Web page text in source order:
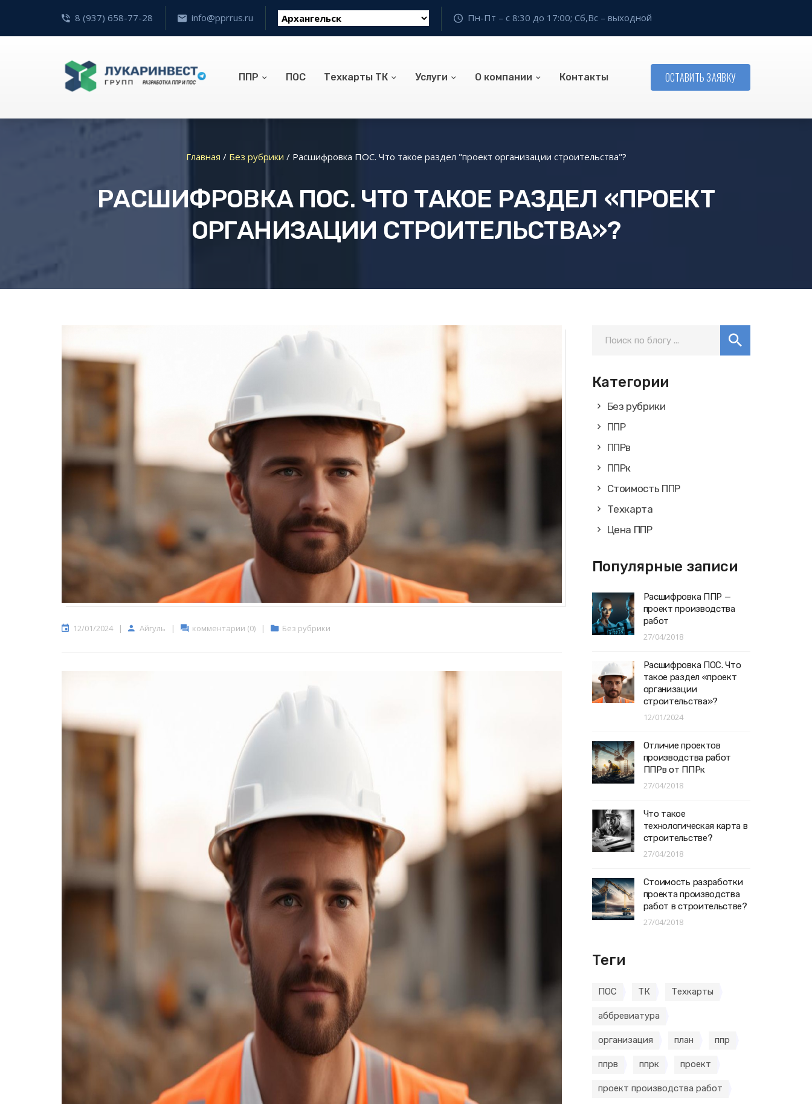
8 (937) 658-77-28 info@pprrus.ru Пн-Пт – с 8:30 до 17:00; Сб,Вс – выходной
ППР ПОС Техкарты ТК Услуги О компании Контакты ОСТАВИТЬ ЗАЯВКУ
Главная / Без рубрики / Расшифровка ПОС. Что такое раздел "проект организации строительства"?
РАСШИФРОВКА ПОС. ЧТО ТАКОЕ РАЗДЕЛ «ПРОЕКТ
ОРГАНИЗАЦИИ СТРОИТЕЛЬСТВА»?
12/01/2024 | Айгуль | комментарии (0) | Без рубрики
Категории
Без рубрики
ППР
ППРв
ППРк
Стоимость ППР
Техкарта
Цена ППР
Популярные записи
Расшифровка ППР —
проект производства
работ
27/04/2018
Расшифровка ПОС. Что
такое раздел «проект
организации
строительства»?
12/01/2024
Отличие проектов
производства работ
ППРв от ППРк
27/04/2018
Что такое
технологическая карта в
строительстве?
27/04/2018
Стоимость разработки
проекта производства
работ в строительстве?
27/04/2018
Теги
ПОС ТК Техкарты
аббревиатура
организация план ппр
ппрв ппрк проект
проект производства работ